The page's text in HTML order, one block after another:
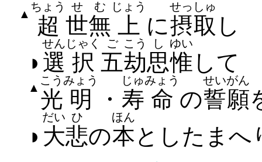
▲ 超
ちょう
世
せ
無
む
上
じょう
に摂取
せっしゅ
し
◗ 選
せん
択
じゃく
五
ご
劫
こう
思
し
惟
ゆい
して
▲ 光
こう
明
みょう
・ 寿
じゅ
命
みょう
の誓願
せいがん
◗ 大
だい
悲
ひ
の本
ほん
と​し​たまへ​